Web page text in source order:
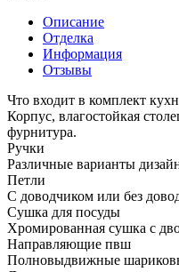
Описание
Отделка
Информация
Отзывы
Что входит в комплект
Корпус, влагостойкая
фурнитура.
Ручки
Различные варианты
Петли
С доводчиком или без
Сушка для посуды
Хромированная сушка с
Направляющие пвш
Полновыдвижные